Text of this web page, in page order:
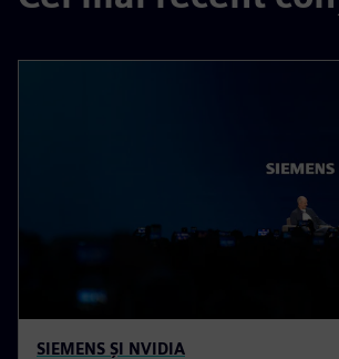
SIEMENS ȘI NVIDIA